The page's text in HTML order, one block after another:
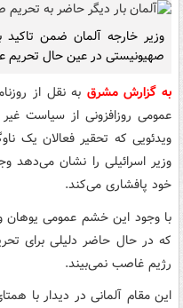
وزیر خارجه آلمان ضمن
صهیونیستی در عین حال تحریم
به گزارش مشرق به نقل از
عمومی روزافزونی از سیاست
ویدئویی که تحقیر فعالان یک
وزیر اسرائیلی را نشان می‌دهد
خود پافشاری می‌کند.
با وجود این خشم عمومی یوهان
که در حال حاضر دلیلی برای
رژیم غاصب نمی‌بیند.
این مقام آلمانی در دیدار با